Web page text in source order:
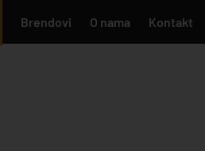
Brendovi O nama Kontakt